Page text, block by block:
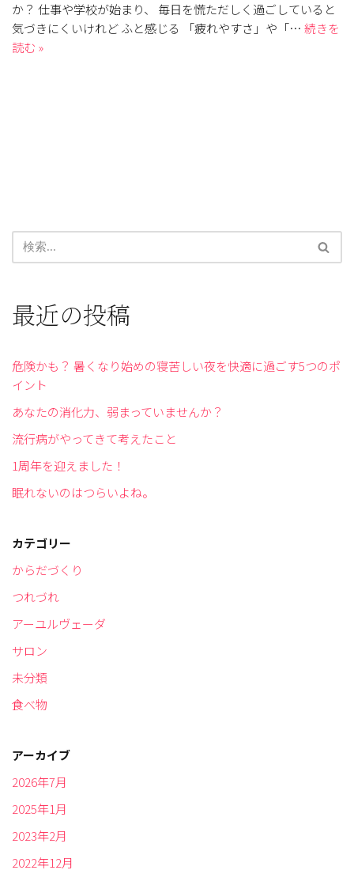
か？ 仕事や学校が始まり、 毎日を慌ただしく過ごしていると
気づきにくいけれど ふと感じる 「疲れやすさ」や「… 続きを
読む »
最近の投稿
危険かも？ 暑くなり始めの寝苦しい夜を快適に過ごす5つのポ
イント
あなたの消化力、弱まっていませんか？
流行病がやってきて考えたこと
1周年を迎えました！
眠れないのはつらいよね。
カテゴリー
からだづくり
つれづれ
アーユルヴェーダ
サロン
未分類
食べ物
アーカイブ
2026年7月
2025年1月
2023年2月
2022年12月